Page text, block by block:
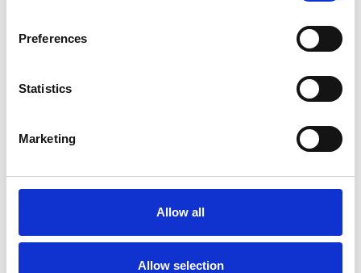
Preferences
Statistics
Marketing
Allow all
Allow selection
Repubblica Ceca